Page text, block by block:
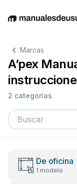
EnglishDeutsch
Marcas
A’pex
2 categorías
De oficina
1 modelo